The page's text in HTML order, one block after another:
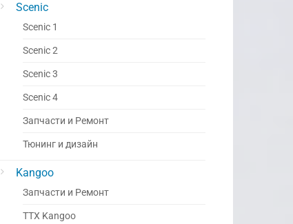
Scenic
Scenic 1
Scenic 2
Scenic 3
Scenic 4
Запчасти и Ремонт
Тюнинг и дизайн
Kangoo
Запчасти и Ремонт
ТТХ Kangoo